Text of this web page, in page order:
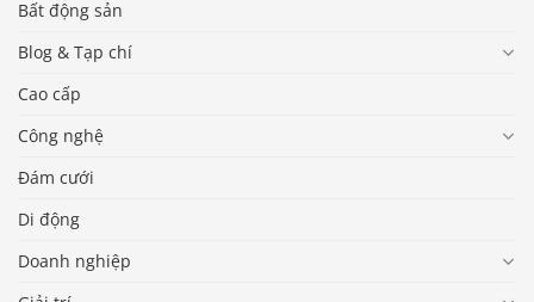
Bất động sản
Blog & Tạp chí
Cao cấp
Công nghệ
Đám cưới
Di động
Doanh nghiệp